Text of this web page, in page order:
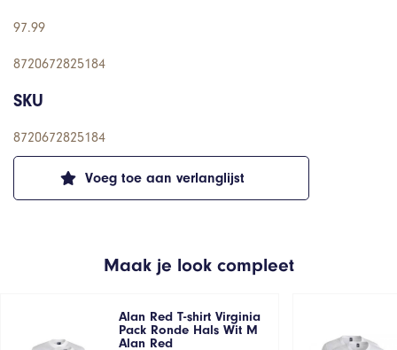
Voeg toe aan verlanglijst
97.99
8720672825184
SKU
8720672825184
Maak je look compleet
Alan Red T-shirt Virginia
Pack Ronde Hals Wit M
Alan Red